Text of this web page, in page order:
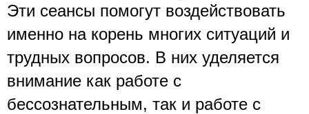
Эти сеансы помогут воздействовать
именно на корень многих ситуаций и
трудных вопросов. В них уделяется
внимание как работе с
бессознательным, так и работе с